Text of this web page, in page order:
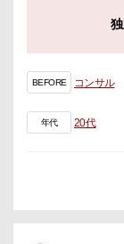
BEFORE コンサル
年代 20代